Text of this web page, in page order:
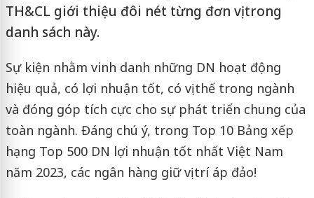
TH&CL giới thiệu đôi nét từng đơn vị trong
danh sách này.
Sự kiện nhằm vinh danh những DN hoạt động
hiệu quả, có lợi nhuận tốt, có vị thế trong ngành
và đóng góp tích cực cho sự phát triển chung của
toàn ngành. Đáng chú ý, trong Top 10 Bảng xếp
hạng Top 500 DN lợi nhuận tốt nhất Việt Nam
năm 2023, các ngân hàng giữ vị trí áp đảo!